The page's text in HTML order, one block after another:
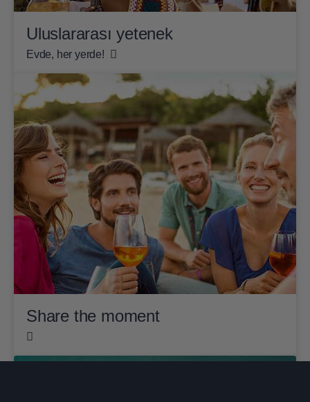
Uluslararası yetenek
Evde, her yerde!
Share the moment